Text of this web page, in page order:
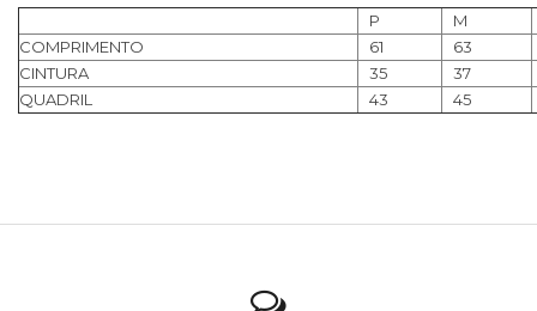
P
M
COMPRIMENTO
61 63
CINTURA
35 37
QUADRIL
43 45